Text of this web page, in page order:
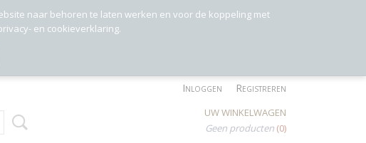
Inloggen Registreren
UW WINKELWAGEN
Geen producten (0)
naar behoren te laten werken en voor de koppeling met
en cookieverklaring.